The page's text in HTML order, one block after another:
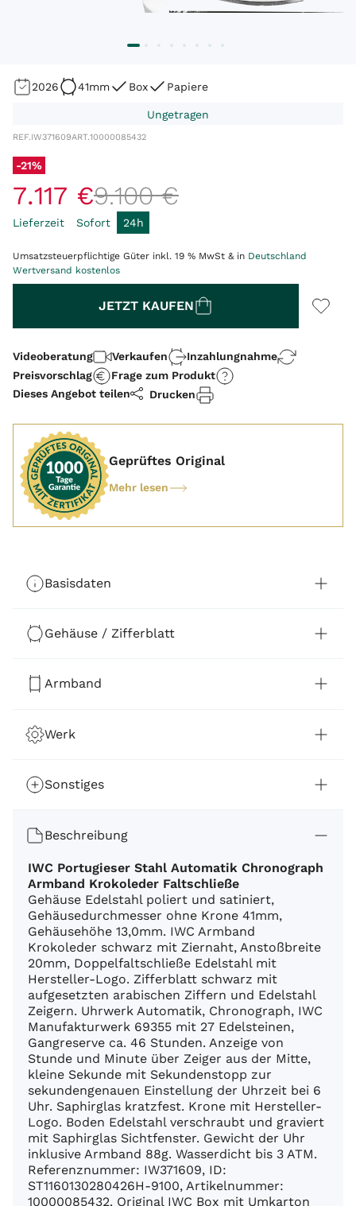
2026 41mm Box Papiere
Ungetragen
REF.IW371609ART.10000085432
-21%
7.117 €9.100 €
Lieferzeit Sofort 24h
Umsatzsteuerpflichtige Güter inkl. 19 % MwSt & in Deutschland
Wertversand kostenlos
JETZT KAUFEN
Videoberatung Verkaufen
Inzahlungnahme
Preisvorschlag
Frage zum Produkt
Dieses Angebot teilen
Drucken
Geprüftes Original
Mehr lesen
Basisdaten
Gehäuse / Zifferblatt
Armband
Werk
Sonstiges
Beschreibung
IWC Portugieser Stahl Automatik Chronograph
Armband Krokoleder Faltschließe
Gehäuse Edelstahl poliert und satiniert,
Gehäusedurchmesser ohne Krone 41mm,
Gehäusehöhe 13,0mm. IWC Armband
Krokoleder schwarz mit Ziernaht, Anstoßbreite
20mm, Doppelfaltschließe Edelstahl mit
Hersteller-Logo. Zifferblatt schwarz mit
aufgesetzten arabischen Ziffern und Edelstahl
Zeigern. Uhrwerk Automatik, Chronograph, IWC
Manufakturwerk 69355 mit 27 Edelsteinen,
Gangreserve ca. 46 Stunden. Anzeige von
Stunde und Minute über Zeiger aus der Mitte,
kleine Sekunde mit Sekundenstopp zur
sekundengenauen Einstellung der Uhrzeit bei 6
Uhr. Saphirglas kratzfest. Krone mit Hersteller-
Logo. Boden Edelstahl verschraubt und graviert
mit Saphirglas Sichtfenster. Gewicht der Uhr
inklusive Armband 88g. Wasserdicht bis 3 ATM.
Referenznummer: IW371609, ID:
ST1160130280426H-9100, Artikelnummer:
10000085432. Original IWC Box mit Umkarton